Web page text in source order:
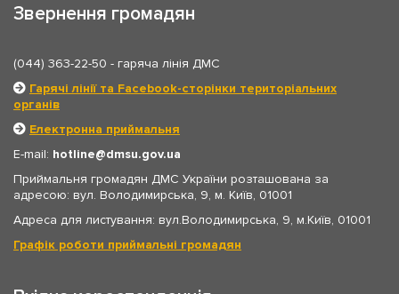
Звернення громадян
(044) 363-22-50 - гаряча лінія ДМС
Гарячі лінії та Facebook-сторінки територіальних
органів
Електронна приймальня
E-mail: hotline
dmsu.gov.ua
Приймальня громадян ДМС України розташована за
адресою: вул. Володимирська, 9, м. Київ, 01001
Адреса для листування: вул.Володимирська, 9, м.Київ, 01001
Графік роботи приймальні громадян